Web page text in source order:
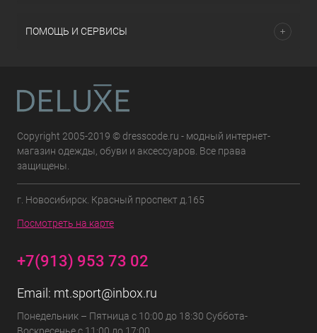
ПОМОЩЬ И СЕРВИСЫ
Copyright 2005-2019 © dresscode.ru - модный интернет-
магазин одежды, обуви и аксессуаров. Все права
защищены.
г. Новосибирск. Красный проспект д.165
Посмотреть на карте
+7(913) 953 73 02
Email: mt.sport@inbox.ru
Понедельник – Пятница с 10:00 до 18:30 Суббота-